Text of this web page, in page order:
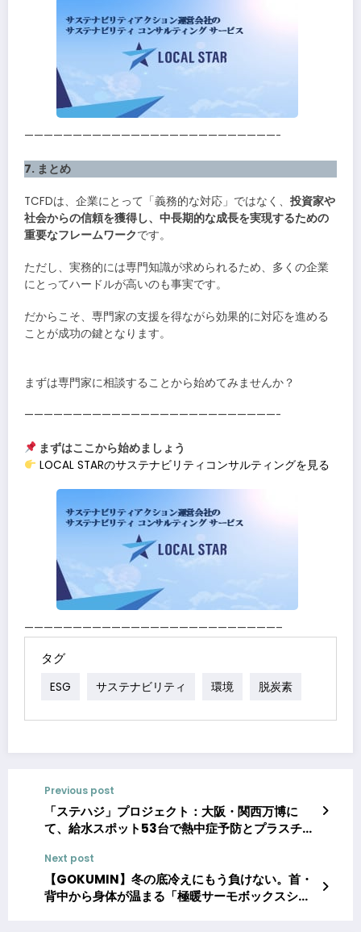
——————————————————————————-
7. まとめ
TCFDは、企業にとって「義務的な対応」ではなく、 投資家や
社会からの信頼を獲得し、中長期的な成長を実現するための
重要なフレームワークです。
ただし、実務的には専門知識が求められるため、多くの企業
にとってハードルが高いのも事実です。
だからこそ、専門家の支援を得ながら効果的に対応を進める
ことが成功の鍵となります。
まずは専門家に相談することから始めてみませんか？
——————————————————————————-
まずはここから始めましょう
LOCAL STARのサステナビリティコンサルティングを見る
——————————————————————————–
タグ
ESG サステナビリティ 環境 脱炭素
Previous post
「ステハジ」プロジェクト：大阪・関西万博に
て、給水スポット53台で熱中症予防とプラスチッ
Next post
【GOKUMIN】冬の底冷えにもう負けない。首・
背中から身体が温まる「極暖サーモボックスシー